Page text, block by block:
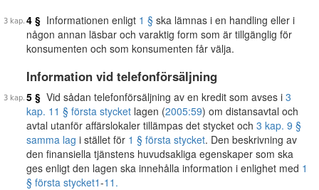
4 § Informationen enligt 1 § ska lämnas i en handling eller i
någon annan läsbar och varaktig form som är tillgänglig för
konsumenten och som konsumenten får välja.
Information vid telefonförsäljning
5 § Vid sådan telefonförsäljning av en kredit som avses i 3
kap. 11 § första stycket lagen (2005:59) om distansavtal och
avtal utanför affärslokaler tillämpas det stycket och 3 kap. 9 §
samma lag i stället för 1 § första stycket. Den beskrivning av
den finansiella tjänstens huvudsakliga egenskaper som ska
ges enligt den lagen ska innehålla information i enlighet med 1
§ första stycket1-11.